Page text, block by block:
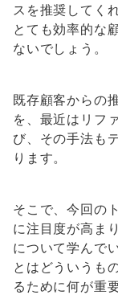
スを推奨してく
とても効率的な
ないでしょう。
既存顧客からの
を、最近はリフ
び、その手法も
ります。
そこで、今回の
に注目度が高ま
について学んで
とはどういうも
るために何が重